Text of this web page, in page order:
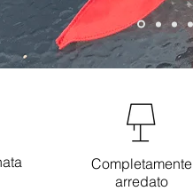
Completamente
arredato